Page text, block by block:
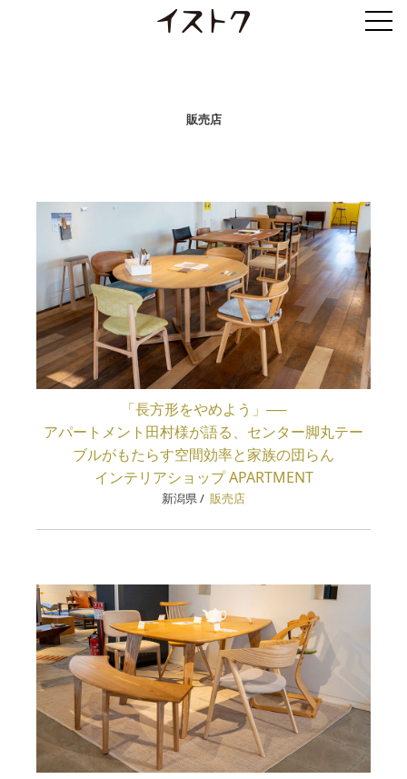
オフィス 店舗・施設 設
販売店
「長方形をやめよう」──
アパートメント田村様が語る、センター脚丸テー
ブルがもたらす空間効率と家族の団らん
インテリアショップ APARTMENT
新潟県/ 販売店